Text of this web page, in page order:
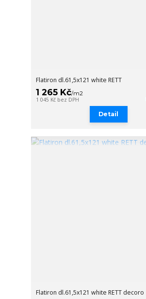
Flatiron dl.61,5x121 white RETT
1 265 Kč/m2
1 045 Kč bez DPH
Detail
Flatiron dl.61,5x121 white RETT decoro